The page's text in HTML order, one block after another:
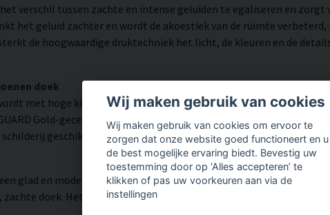
verschil tussen zachte en intense geluiden te egaliseren en zorgt
het geluid zachter en wordt de akoestiek van de ruimte
de hoogwaardige druktechniek het licht, de kleuren en de
doek
met hoge kleurnauwkeurigheid en veel detail weergegeven
Gold-gecertificeerde inkt die een resolutie tot 300 DPI biedt.
geschikt is voor zowel thuis als in openbare ruimtes.
glad en modern oppervlak met hoge kleurnauwkeurigheid, zeer
doek. Het resultaat is een moderne, heldere en kleurrijke
Wij maken gebruik van cookies
Wij maken gebruik van cookies om ervoor te
zorgen dat onze website goed functioneert en u
de best mogelijke ervaring biedt. Bevestig uw
toestemming door op ‘Alles accepteren’ te
klikken of pas uw voorkeuren aan via de
instellingen